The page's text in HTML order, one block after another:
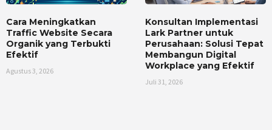
Cara Meningkatkan
Traffic Website Secara
Organik yang Terbukti
Efektif
Agustus 3, 2026
Konsultan Implementasi
Lark Partner untuk
Perusahaan: Solusi Tepat
Membangun Digital
Workplace yang Efektif
Juli 31, 2026